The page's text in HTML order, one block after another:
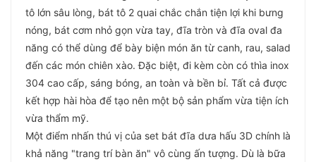
tô lớn sâu lòng, bát tô 2 quai chắc chắn tiện lợi khi bưng
nóng, bát cơm nhỏ gọn vừa tay, đĩa tròn và đĩa oval đa
năng có thể dùng để bày biện món ăn từ canh, rau, salad
đến các món chiên xào. Đặc biệt, đi kèm còn có thìa inox
304 cao cấp, sáng bóng, an toàn và bền bỉ. Tất cả được
kết hợp hài hòa để tạo nên một bộ sản phẩm vừa tiện ích
vừa thẩm mỹ.
Một điểm nhấn thú vị của set bát đĩa dưa hấu 3D chính là
khả năng "trang trí bàn ăn" vô cùng ấn tượng. Dù là bữa